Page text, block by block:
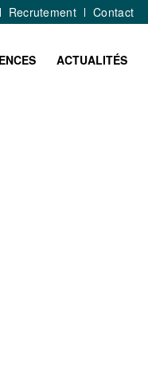
Recrutement Contact
ACTUALITÉS